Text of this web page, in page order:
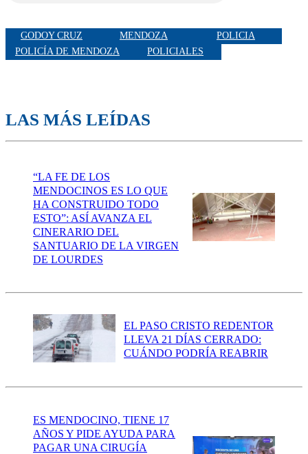
GODOY CRUZ MENDOZA
POLICIA
POLICÍA DE MENDOZA
POLICIALES
LAS MÁS LEÍDAS
“LA FE DE LOS
MENDOCINOS ES LO QUE
HA CONSTRUIDO TODO
ESTO”: ASÍ AVANZA EL
CINERARIO DEL
SANTUARIO DE LA VIRGEN
DE LOURDES
EL PASO CRISTO REDENTOR
LLEVA 21 DÍAS CERRADO:
CUÁNDO PODRÍA REABRIR
ES MENDOCINO, TIENE 17
AÑOS Y PIDE AYUDA PARA
PAGAR UNA CIRUGÍA